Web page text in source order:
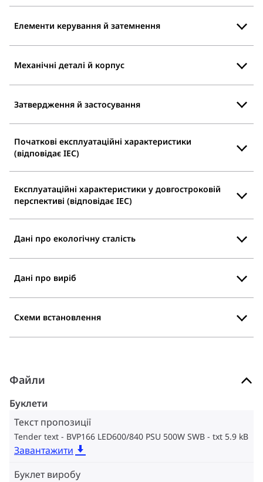
Елементи керування й затемнення
Механічні деталі й корпус
Затвердження й застосування
Початкові експлуатаційні характеристики
(відповідає IEC)
Експлуатаційні характеристики у довгостроковій
перспективі (відповідає IEC)
Дані про екологічну сталість
Дані про виріб
Схеми встановлення
Файли
Буклети
Текст пропозиції
Tender text - BVP166 LED600/840 PSU 500W SWB txt 5.9 kB
Завантажити
Буклет виробу